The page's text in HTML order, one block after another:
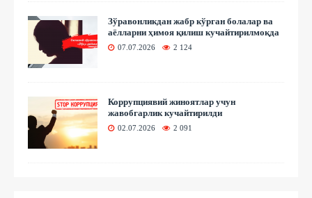
Зўравонликдан жабр кўрган болалар ва
аёлларни ҳимоя қилиш кучайтирилмоқда
07.07.2026 2 124
Коррупциявий жиноятлар учун
жавобгарлик кучайтирилди
02.07.2026 2 091